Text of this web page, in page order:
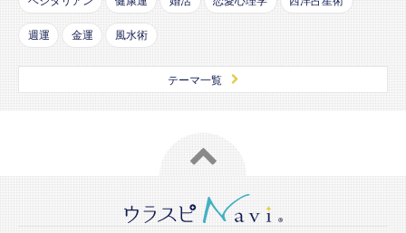
週運 金運 風水術
テーマ一覧